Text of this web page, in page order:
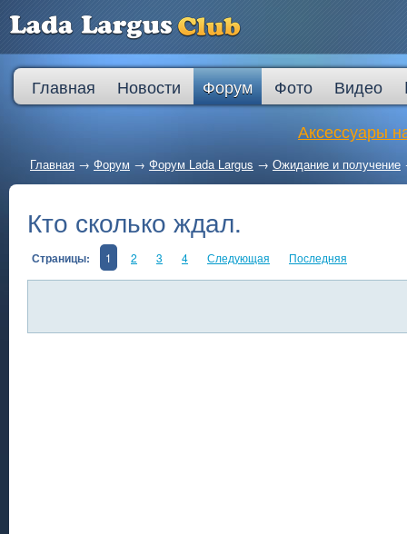
Главная Новости Форум Фото Видео
Аксессуары
Главная → Форум → Форум Lada Largus → Ожидание и получение
Кто сколько ждал.
Страницы: 1 2 3 4 Следующая Последняя